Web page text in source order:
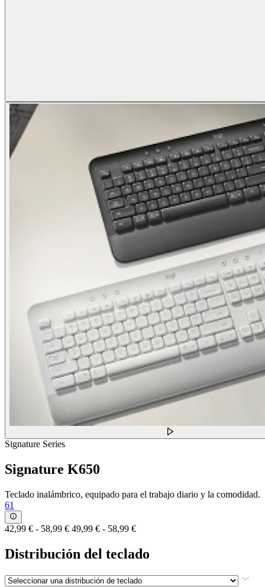
Signature Series
Signature K650
Teclado inalámbrico, equipado para el trabajo diario y la comodidad.
61
42,99 € - 58,99 € 49,99 € - 58,99 €
Distribución del teclado